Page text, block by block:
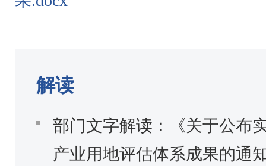
解读
部门文字解读：《关于公布
产业用地评估体系成果的通